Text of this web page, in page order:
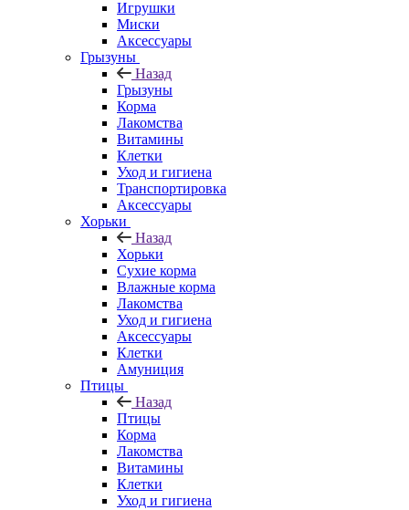
Игрушки
Миски
Аксессуары
Грызуны
Назад
Грызуны
Корма
Лакомства
Витамины
Клетки
Уход и гигиена
Транспортировка
Аксессуары
Хорьки
Назад
Хорьки
Сухие корма
Влажные корма
Лакомства
Уход и гигиена
Аксессуары
Клетки
Амуниция
Птицы
Назад
Птицы
Корма
Лакомства
Витамины
Клетки
Уход и гигиена